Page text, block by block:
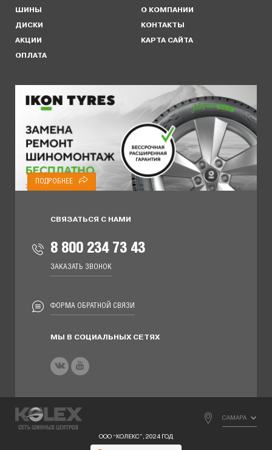
ШИНЫ
ДИСКИ
АКЦИИ
ОПЛАТА
О КОМПАНИИ
КОНТАКТЫ
КАРТА САЙТА
ПОДРОБНЕЕ
СВЯЗАТЬСЯ С НАМИ
8 800 234 73 43
ЗАКАЗАТЬ ЗВОНОК
ФОРМА ОБРАТНОЙ СВЯЗИ
МЫ В СОЦИАЛЬНЫХ СЕТЯХ
САМАРА
ООО “КОЛЕКС”, 2024 ГОД